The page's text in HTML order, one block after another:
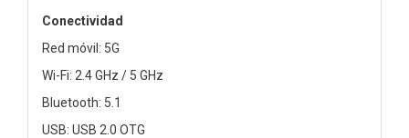
Conectividad
Red móvil: 5G
Wi-Fi: 2.4 GHz / 5 GHz
Bluetooth: 5.1
USB: USB 2.0 OTG